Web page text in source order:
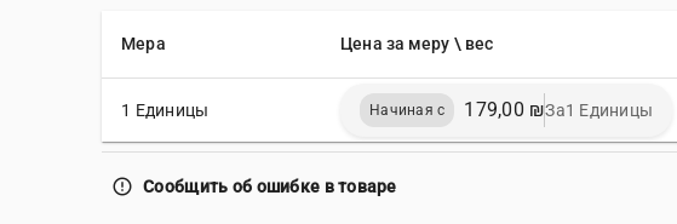
Мера Цена за меру \ вес
1 Единицы Начиная с 179,00 ₪За1 Единицы
error_outline Сообщить об ошибке в товаре